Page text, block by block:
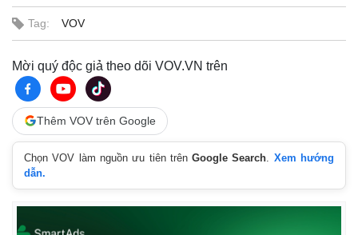
Kinh tế
Bất động sản
Khởi nghiệp
Thị trường
Giá vàng
Tag: VOV
Mời quý độc giả theo dõi VOV.VN trên
Thêm VOV trên Google
Chọn VOV làm nguồn ưu tiên trênGoogle Search
Xem hướng
dẫn.